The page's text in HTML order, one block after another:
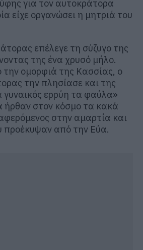
για τον αυτοκράτορα
είχε οργανώσει η μητριά του
επέλεγε τη σύζυγο της
της ένα χρυσό μήλο.
ομορφιά της Κασσίας, ο
την πλησίασε και της
γυναικός ερρύη τα φαύλα»
ήρθαν στον κόσμο τα κακά
στην αμαρτία και
προέκυψαν από την Εύα.